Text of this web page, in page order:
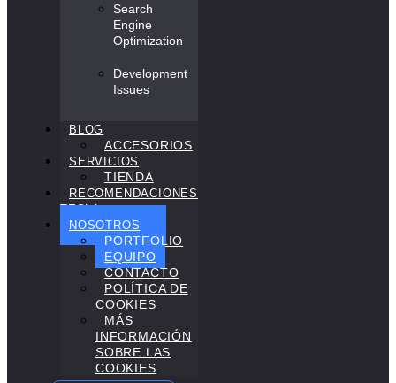
Search
Engine
Optimization
Development
Issues
BLOG
ACCESORIOS
SERVICIOS
TIENDA
RECOMENDACIONES
TESLA
NOSOTROS
PORTFOLIO
EQUIPO
CONTACTO
POLÍTICA DE
COOKIES
MÁS
INFORMACIÓN
SOBRE LAS
COOKIES